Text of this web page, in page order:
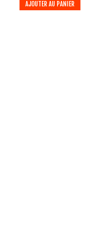
AJOUTER AU PANIER